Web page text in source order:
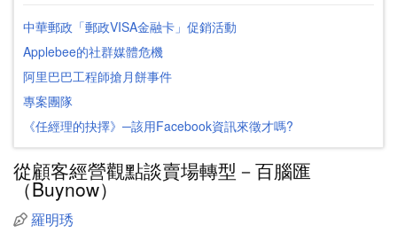
中華郵政「郵政VISA金融卡」促銷活動
Applebee的社群媒體危機
阿里巴巴工程師搶月餅事件
專案團隊
《任經理的抉擇》─該用Facebook資訊來徵才嗎?
從顧客經營觀點談賣場轉型－百腦匯
（Buynow）
羅明琇